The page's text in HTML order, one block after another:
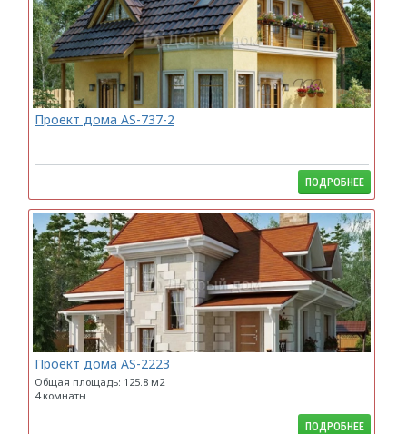
Проект дома AS-737-2
ПОДРОБНЕЕ
Проект дома AS-2223
Общая площадь: 125.8 м2
4 комнаты
ПОДРОБНЕЕ